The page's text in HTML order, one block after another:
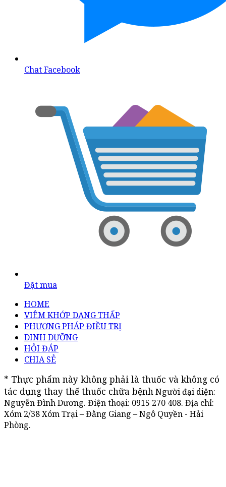
Chat Facebook
Đặt mua
HOME
VIÊM KHỚP DẠNG THẤP
PHƯƠNG PHÁP ĐIỀU TRỊ
DINH DƯỠNG
HỎI ĐÁP
CHIA SẺ
* Thực phẩm này không phải là thuốc và không có
tác dụng thay thế thuốc chữa bệnhNgười đại diện:
Nguyễn Đình Dương. Điện thoại: 0915 270 408. Địa chỉ:
Xóm 2/38 Xóm Trại – Đằng Giang – Ngô Quyền - Hải
Phòng.